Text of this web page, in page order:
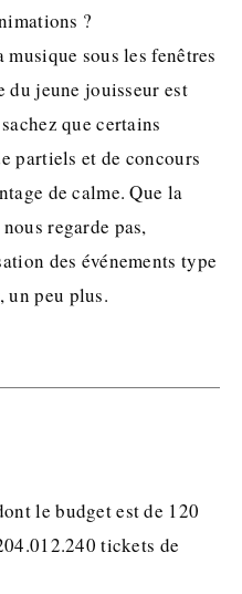
?
sous les fenêtres
du jeune jouisseur est
que certains
partiels et de concours
de calme. Que la
regarde pas,
des événements type
un peu plus.
le budget est de 120
tickets de